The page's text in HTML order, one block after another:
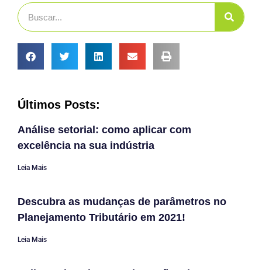
Últimos Posts:
Análise setorial: como aplicar com
excelência na sua indústria
Leia Mais
Descubra as mudanças de parâmetros no
Planejamento Tributário em 2021!
Leia Mais